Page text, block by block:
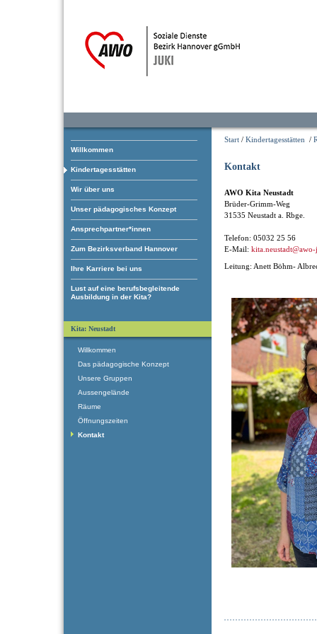
Willkommen
Kindertagesstätten
Wir über uns
Unser pädagogisches Konzept
Ansprechpartner*innen
Zum Bezirksverband Hannover
Ihre Karriere bei uns
Lust auf eine berufsbegleitende
Ausbildung in der Kita?
Start / Kindertagesstätten /
Kontakt
AWO Kita Neustadt
Brüder-Grimm-Weg
31535 Neustadt a. Rbge.
Telefon: 05032 25 56
E-Mail:
Leitung: Anett Böhm-
Kita: Neustadt
Willkommen
Das pädagogische Konzept
Unsere Gruppen
Aussengelände
Räume
Öffnungszeiten
Kontakt